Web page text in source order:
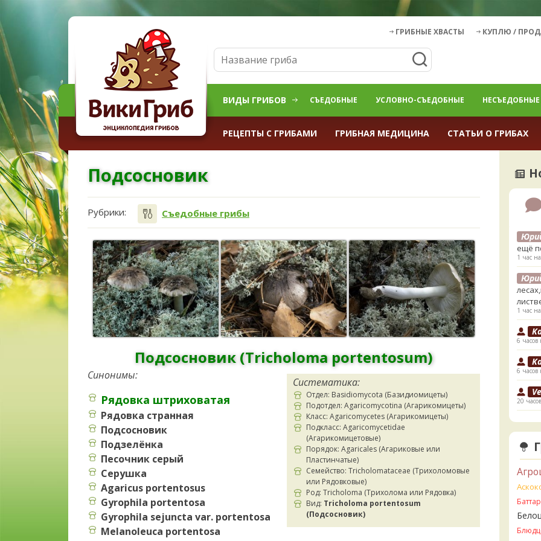
ГРИБНЫЕ ХВАСТЫ КУПЛЮ /
ВИДЫ ГРИБОВ СЪЕДОБНЫЕ УСЛОВНО-СЪЕДОБНЫЕ НЕСЪЕДОБНЫЕ
РЕЦЕПТЫ С ГРИБАМИ ГРИБНАЯ МЕДИЦИНА СТАТЬИ О ГРИБАХ
Подсосновик
Рубрики: Съедобные грибы
Подсосновик (Tricholoma portentosum)
Систематика:
Отдел: Basidiomycota (Базидиомицеты)
Подотдел: Agaricomycotina (Агарикомицеты)
Класс: Agaricomycetes (Агарикомицеты)
Подкласс: Agaricomycetidae
(Агарикомицетовые)
Порядок: Agaricales (Агариковые или
Пластинчатые)
Семейство: Tricholomataceae (Трихоломовые
или Рядовковые)
Род: Tricholoma (Трихолома или Рядовка)
Вид: Tricholoma portentosum
(Подсосновик)
Синонимы:
Рядовка штриховатая
Рядовка странная
Подсосновик
Подзелёнка
Песочник серый
Серушка
Agaricus portentosus
Gyrophila portentosa
Gyrophila sejuncta var. portentosa
Melanoleuca portentosa
ещё
1 час
1 час
6 часов
6 часов
20
ли
20
20
21 час